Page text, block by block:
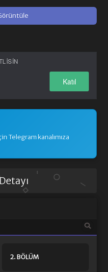
Katıl
Telegram kanalımıza
2. BÖLÜM